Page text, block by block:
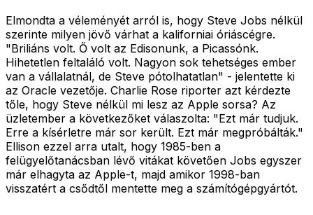
Elmondta a véleményét arról is, hogy Steve Jobs nélkül
szerinte milyen jövő várhat a kaliforniai óriáscégre.
"Briliáns volt. Ő volt az Edisonunk, a Picassónk.
Hihetetlen feltaláló volt. Nagyon sok tehetséges ember
van a vállalatnál, de Steve pótolhatatlan" - jelentette ki
az Oracle vezetője. Charlie Rose riporter azt kérdezte
tőle, hogy Steve nélkül mi lesz az Apple sorsa? Az
üzletember a következőket válaszolta: "Ezt már tudjuk.
Erre a kísérletre már sor került. Ezt már megpróbálták."
Ellison ezzel arra utalt, hogy 1985-ben a
felügyelőtanácsban lévő vitákat követően Jobs egyszer
már elhagyta az Apple-t, majd amikor 1998-ban
visszatért a csődtől mentette meg a számítógépgyártót.